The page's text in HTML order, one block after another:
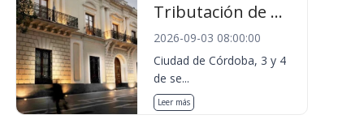
Tributación de ...
2026-09-03 08:00:00
Ciudad de Córdoba, 3 y 4
de se...
Leer más